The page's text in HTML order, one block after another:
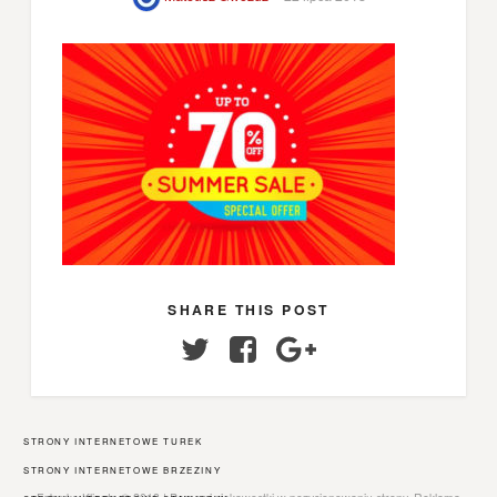
SHARE THIS POST
Twitter Facebook
STRONY INTERNETOWE TUREK
STRONY INTERNETOWE BRZEZINY